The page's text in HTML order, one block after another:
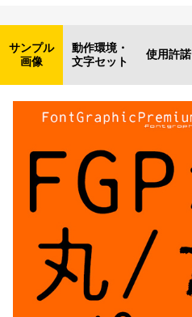
サンプル
画像
動作環境・
文字セット
使用許諾